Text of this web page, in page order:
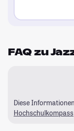
FAQ zu
Diese
Hochschulkompass